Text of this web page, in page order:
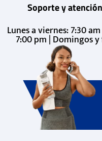
Soporte y
Lunes a viernes: 7:30
7:00 pm | Domingos